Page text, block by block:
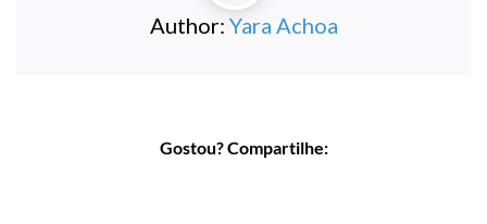
Author: Yara Achoa
Gostou? Compartilhe: